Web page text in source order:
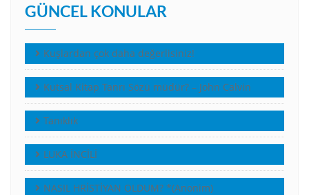
GÜNCEL KONULAR
Kuşlardan çok daha değerlisiniz!
Kutsal Kitap Tanrı Sözü müdür? – John Calvin
Tanıklık
LUKA İNCİLİ
NASIL HRİSTİYAN OLDUM? *(Anonim)